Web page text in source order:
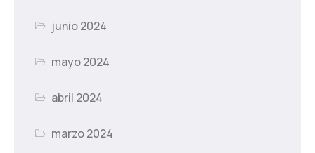
junio 2024
mayo 2024
abril 2024
marzo 2024